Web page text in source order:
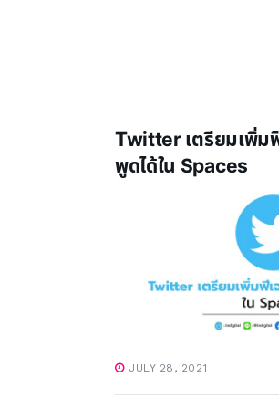
Twitter เตรียมเพิ่ม
พูดได้ใน Spaces
JULY 28, 2021